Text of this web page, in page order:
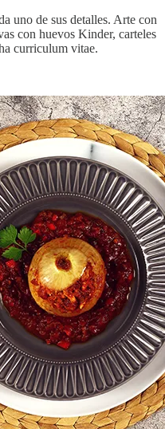
uno de sus detalles. Arte con
con huevos Kinder, carteles
curriculum vitae.